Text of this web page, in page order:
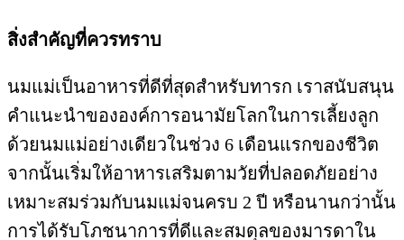
สิ่งสำคัญที่ควรทราบ
นมแม่เป็นอาหารที่ดีที่สุดสำหรับทารก เราสนับสนุน
คำแนะนำขององค์การอนามัยโลกในการเลี้ยงลูก
ด้วยนมแม่อย่างเดียวในช่วง 6 เดือนแรกของชีวิต
จากนั้นเริ่มให้อาหารเสริมตามวัยที่ปลอดภัยอย่าง
เหมาะสมร่วมกับนมแม่จนครบ 2 ปี หรือนานกว่านั้น
การได้รับโภชนาการที่ดีและสมดุลของมารดาใน